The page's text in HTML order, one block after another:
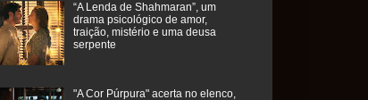
“A Lenda de Shahmaran”, um
drama psicológico de amor,
traição, mistério e uma deusa
serpente
"A Cor Púrpura" acerta no elenco,